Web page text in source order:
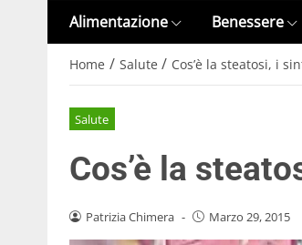
Alimentazione Benessere
Home / Salute / Cos’è la steatosi, i
Salute
Cos’è la
Patrizia Chimera - Marzo 29, 2015